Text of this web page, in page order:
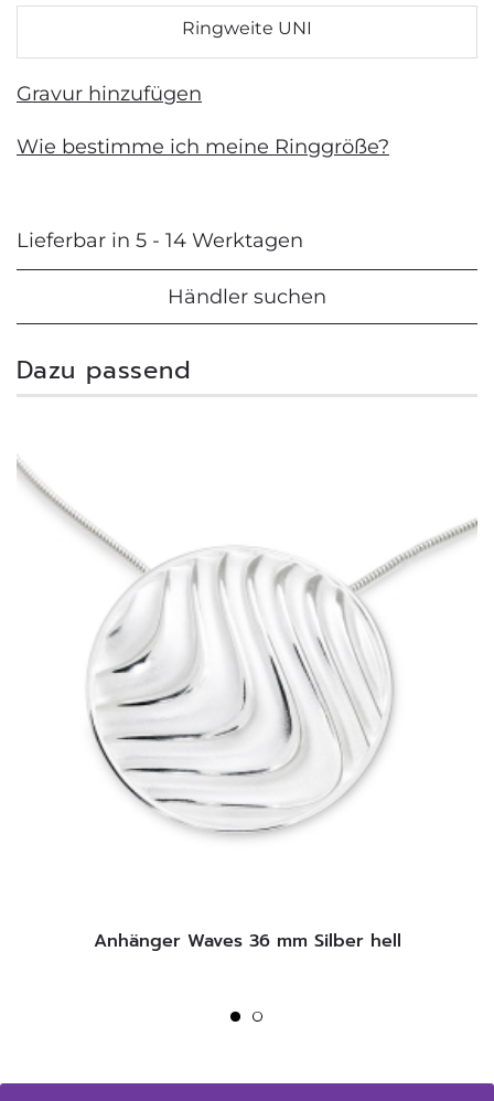
Ringweite UNI
Gravur hinzufügen
Wie bestimme ich meine Ringgröße?
Lieferbar in 5 - 14 Werktagen
Händler suchen
Dazu passend
Anhänger Waves 36 mm Silber hell